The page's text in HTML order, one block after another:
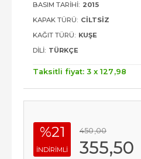
BASIM TARIHI: 2015
KAPAK TÜRÜ: CILTSIZ
KAĞIT TÜRÜ: KUŞE
DILI: TÜRKÇE
Taksitli fiyat: 3 x 127 ,98
%21
INDIRIMLI
450,00
355,50